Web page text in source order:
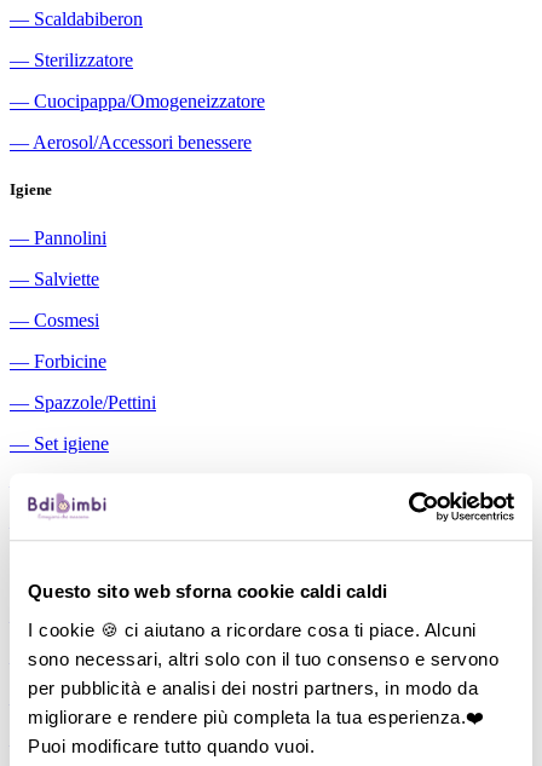
Questo sito web sforna cookie caldi caldi
I cookie 🍪 ci aiutano a ricordare cosa ti piace. Alcuni
sono necessari, altri solo con il tuo consenso e servono
per pubblicità e analisi dei nostri partners, in modo da
migliorare e rendere più completa la tua esperienza.❤️
Puoi modificare tutto quando vuoi.
― Scaldabiberon
― Sterilizzatore
― Cuocipappa/Omogeneizzatore
― Aerosol/Accessori benessere
Igiene
― Pannolini
― Salviette
― Cosmesi
― Forbicine
― Spazzole/Pettini
― Set igiene
Aspiratori nasali manuali
―
Cuscini allattamento
―Biberon
―
Tettarelle
―Succhietti